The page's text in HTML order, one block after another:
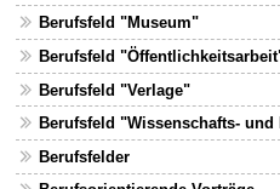
Berufsfeld "Museum"
Berufsfeld
Berufsfeld "Verlage"
Berufsfeld "Wissenschafts-
Berufsfelder